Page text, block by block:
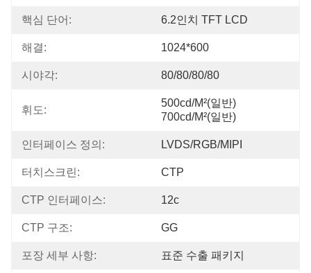
핵심 단어: 6.2인치 TFT LCD
해결: 1024*600
시야각: 80/80/80/80
휘도:
500cd/m²(일반)
700cd/m²(일반)
인터페이스 정의: LVDS/RGB/MIPI
터치스크린: CTP
CTP 인터페이스: 12c
CTP 구조: GG
포장 세부 사항: 표준 수출 패키지